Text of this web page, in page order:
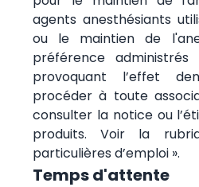
agents anesthésiants
ou le maintien de
préférence
provoquant l’effet
procéder à toute
consulter la notice ou
produits. Voir la
particulières d’emploi ».
Temps d'attente